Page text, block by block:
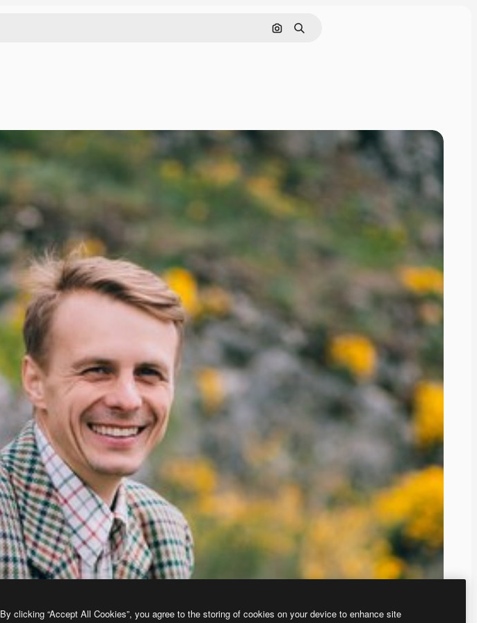
画像で検索
検索
By clicking “Accept All Cookies”, you agree to the storing of cookies on your device to enhance site